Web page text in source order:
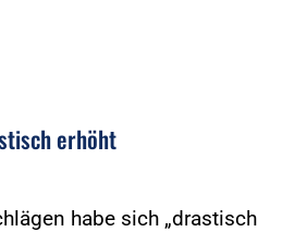
erhöht
habe sich „drastisch